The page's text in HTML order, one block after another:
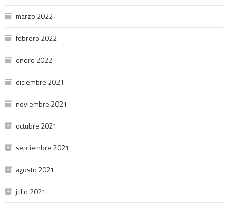
marzo 2022
febrero 2022
enero 2022
diciembre 2021
noviembre 2021
octubre 2021
septiembre 2021
agosto 2021
julio 2021